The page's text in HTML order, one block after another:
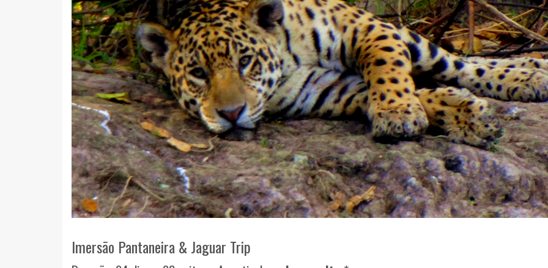
Imersão Pantaneira & Jaguar Trip